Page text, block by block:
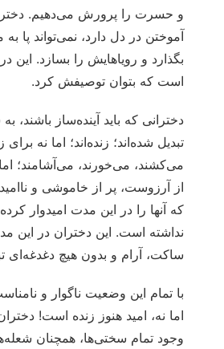
و حسرت را پرورش می‌دهیم.
آموختن در دل دارد، نمی‌تواند پا
بگذارد و رویاهایش را بسازد. این
است که بتوان توصیفش کرد.
دخترانی که باید آینده‌ساز باشند،
تبدیل شده‌اند؛ زنده‌اند؛ اما نه
می‌کشند، می‌خورند، می‌آشامند؛
از آرزوست، پر از خاموشی و
که آنها را در این مدت امیدوار
نداشته است. این دختران در این
ساکت، آرام و بدون هیچ دغدغه‌ای
با تمام این وضعیت ناگوار و
اما نه، امید هنوز زنده است!
وجود تمام سختی‌ها، همچنان